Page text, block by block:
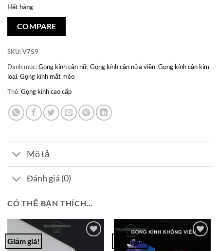
Hết hàng
COMPARE
SKU:V759
Danh mục:Gọng kính cận nữ, Gọng kính cận nửa viền, Gọng kính cận kim
loại, Gọng kính mắt mèo
Thẻ:Gọng kính cao cấp
Mô tả
Đánh giá (0)
CÓ THỂ BẠN THÍCH…
Giảm giá! Giảm giá!